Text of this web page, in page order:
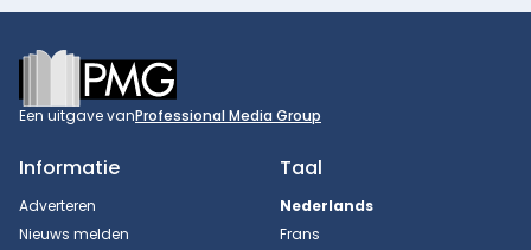
Footer
Een uitgave vanProfessional Media Group
Informatie
Adverteren
Nieuws melden
Taal
Nederlands
Frans